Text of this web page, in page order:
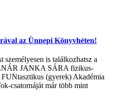
az Ünnepi Könyvhéten!
személyesen is találkozhatsz a
JANKA SÁRA fizikus-
(gyerek) Akadémia
csatornáját már több mint